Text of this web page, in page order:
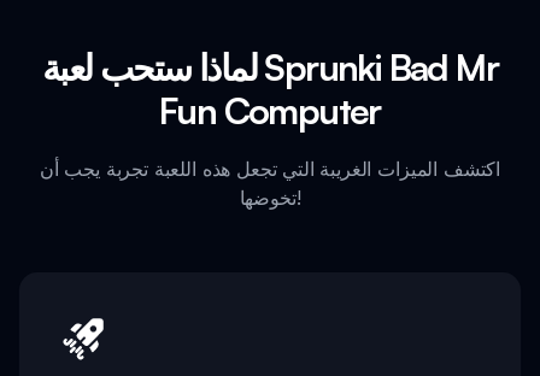
لماذا ستحب لعبة Sprunki Bad Mr
Fun Computer
اكتشف الميزات الغريبة التي تجعل هذه اللعبة تجربة يجب أن
تخوضها!